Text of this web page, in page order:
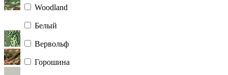
Woodland
Белый
Вервольф
Горошина